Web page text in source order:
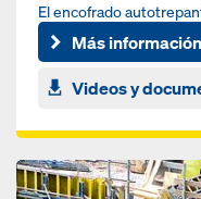
El encofrado
Más información
Videos y